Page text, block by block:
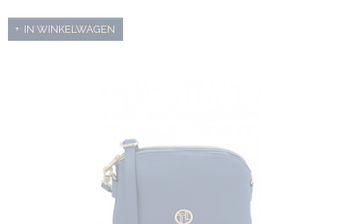
IN WINKELWAGEN